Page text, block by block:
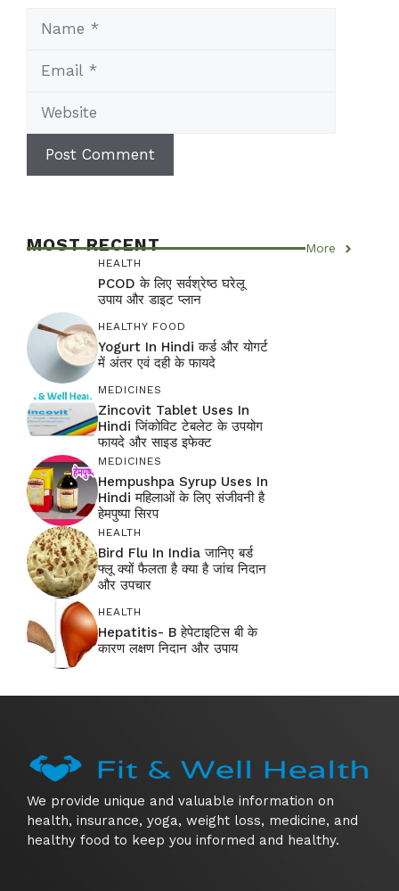
MOST RECENT More
HEALTH
PCOD के लिए सर्वश्रेष्ठ घरेलू
उपाय और डाइट प्लान
HEALTHY FOOD
Yogurt In Hindi कर्ड और योगर्ट
में अंतर एवं दही के फायदे
MEDICINES
Zincovit Tablet Uses In
Hindi जिंकोविट टेबलेट के उपयोग
फायदे और साइड इफेक्ट
MEDICINES
Hempushpa Syrup Uses In
Hindi महिलाओं के लिए संजीवनी है
हेमपुष्पा सिरप
HEALTH
Bird Flu In India जानिए बर्ड
फ्लू क्यों फैलता है क्या है जांच निदान
और उपचार
HEALTH
Hepatitis- B हेपेटाइटिस बी के
कारण लक्षण निदान और उपाय
We provide unique and valuable information on
health, insurance, yoga, weight loss, medicine, and
healthy food to keep you informed and healthy.